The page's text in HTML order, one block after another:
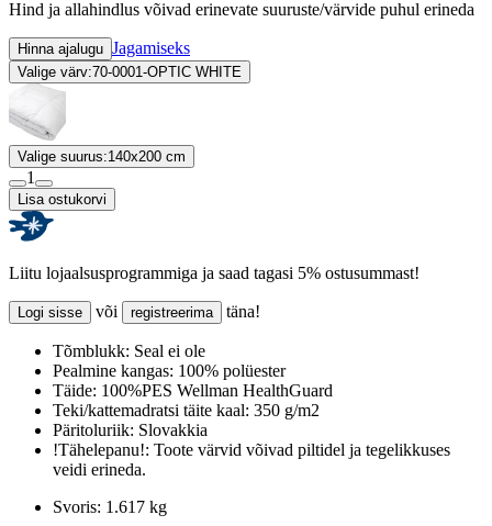
Hind ja allahindlus võivad erinevate suuruste/värvide puhul erineda
Hinna ajalugu Jagamiseks
Valige värv:70-0001-OPTIC WHITE
Valige suurus:140x200 cm
1
Lisa ostukorvi
Liitu lojaalsusprogrammiga ja saad tagasi 5% ostusummast!
Logi sisse või registreerima täna!
Tõmblukk: Seal ei ole
Pealmine kangas: 100% polüester
Täide: 100%PES Wellman HealthGuard
Teki/kattemadratsi täite kaal: 350 g/m2
Päritoluriik: Slovakkia
!Tähelepanu!: Toote värvid võivad piltidel ja tegelikkuses
veidi erineda.
Svoris: 1.617 kg